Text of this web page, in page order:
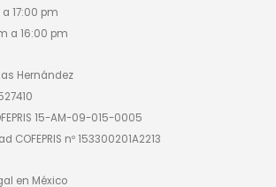
17:00 pm
a 16:00 pm
Hernández
15-AM-09-015-0005
nº 153300201A2213
en México